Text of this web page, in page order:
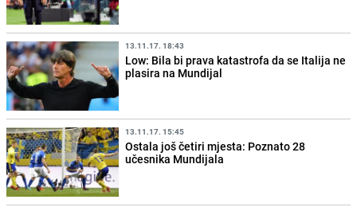
13.11.17. 18:43
Low: Bila bi prava katastrofa da se Italija ne
plasira na Mundijal
13.11.17. 15:45
Ostala još četiri mjesta: Poznato 28
učesnika Mundijala